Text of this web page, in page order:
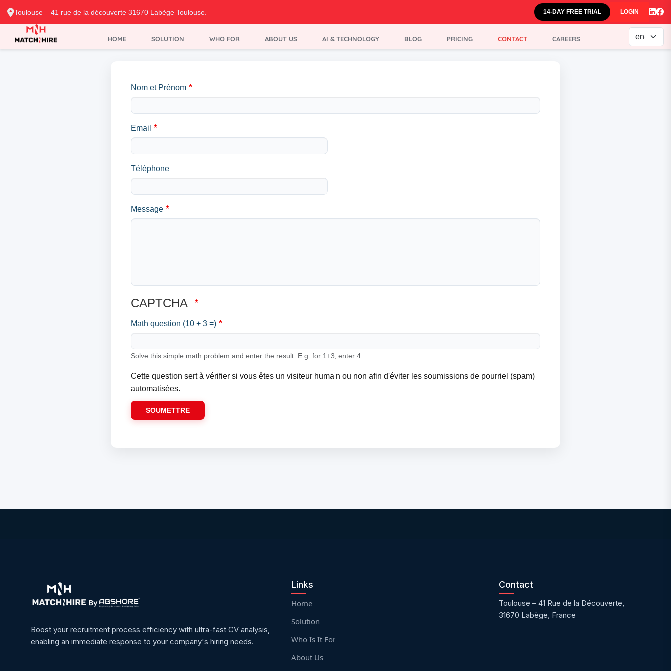
Toulouse – 41 rue de la découverte 31670 Labège Toulouse. 14-DAY FREE TRIAL LOGIN
HOME SOLUTION WHO FOR ABOUT US AI & TECHNOLOGY BLOG PRICING CONTACT CAREERS
Select
Nom et Prénom
Email
Téléphone
Message
CAPTCHA
Math question (10 + 3 =)
Solve this simple math problem and enter the result. E.g. for 1+3, enter 4.
Cette question sert à vérifier si vous êtes un visiteur humain ou non afin d'éviter les soumissions de pourriel (spam)
automatisées.
SOUMETTRE
Boost your recruitment process efficiency with ultra-fast CV analysis,
enabling an immediate response to your company's hiring needs.
Links
Home
Solution
Who Is It For
About Us
Contact
Toulouse – 41 Rue de la Découverte,
31670 Labège, France